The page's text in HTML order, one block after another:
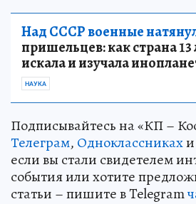
Над СССР военные
пришельцев: как страна 13
искала и изучала
НАУКА
Подписывайтесь на «КП –
Телеграм, Одноклассникахи
если вы стали свидетелем
события или хотите
статьи – пишите в Telegram